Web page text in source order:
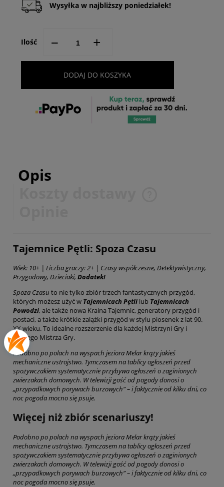
Wysyłka w najbliższy poniedziałek!
Ilość -- +
DODAJ DO KOSZYKA
Opis
Tajemnice Pętli: Spoza Czasu
Wiek: 10+ | Liczba graczy: 2+ | Czasy współczesne, Detektywistyczny,
Przygodowy, Dzieciaki, Dodatek!
Spoza Czasu to nie tylko zbiór trzech fantastycznych przygód,
których możesz użyć w Tajemnicach Pętli lub Tajemnicach
Powodzi, ale także nowa Kraina Tajemnic, generatory przygód i
postaci, a także krótkie zalążki przygód w stylu piosenek z lat 90.
XX wieku. To idealne rozszerzenie dla każdej Mistrzyni Gry i
każdego Mistrza Gry.
Podobno po polach na wyspach jeziora Melar krąży jakieś
mechaniczne ustrojstwo. Tymczasem na tablicy ogłoszeń przed
spożywczakiem systematycznie przybywa ogłoszeń o zaginionych
zwierzakach domowych. W telewizji gość od pogody donosi o
„przypadkowych porywach burzowych” – i faktycznie od kilku dni, co
noc pogoda mocno się psuje.
Więcej niż zbiór scenariuszy!
Podobno po polach na wyspach jeziora Melar krąży jakieś
mechaniczne ustrojstwo. Tymczasem na tablicy ogłoszeń przed
spożywczakiem systematycznie przybywa ogłoszeń o zaginionych
zwierzakach domowych. W telewizji gość od pogody donosi o
„przypadkowych porywach burzowych” – i faktycznie od kilku dni, co
noc pogoda mocno się psuje.